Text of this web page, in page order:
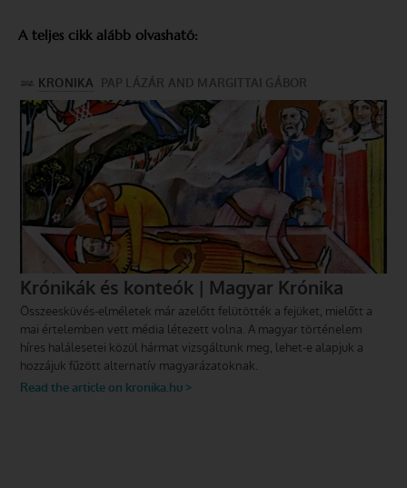
A teljes cikk alább olvasható: